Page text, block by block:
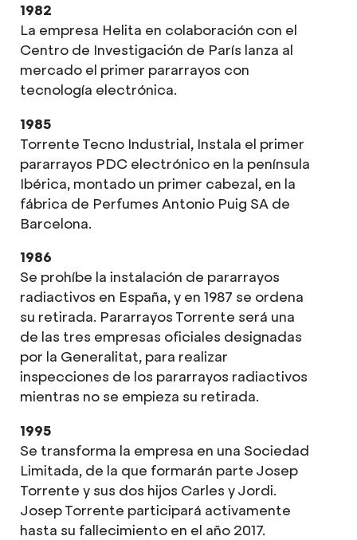
1982
La empresa Helita en colaboración con el
Centro de Investigación de París lanza al
mercado el primer pararrayos con
tecnología electrónica.
1985
Torrente Tecno Industrial, Instala el primer
pararrayos PDC electrónico en la península
Ibérica, montado un primer cabezal, en la
fábrica de Perfumes Antonio Puig SA de
Barcelona.
1986
Se prohíbe la instalación de pararrayos
radiactivos en España, y en 1987 se ordena
su retirada. Pararrayos Torrente será una
de las tres empresas oficiales designadas
por la Generalitat, para realizar
inspecciones de los pararrayos radiactivos
mientras no se empieza su retirada.
1995
Se transforma la empresa en una Sociedad
Limitada, de la que formarán parte Josep
Torrente y sus dos hijos Carles y Jordi.
Josep Torrente participará activamente
hasta su fallecimiento en el año 2017.